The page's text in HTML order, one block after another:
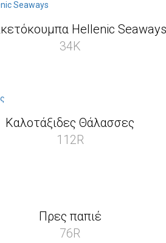
Hellenic Seaways
34K
Καλοτάξιδες Θάλασσες
112R
Πρες παπιέ
76R